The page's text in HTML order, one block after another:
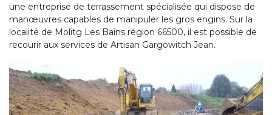
une entreprise de terrassement spécialisée qui dispose de
manœuvres capables de manipuler les gros engins. Sur la
localité de Molitg Les Bains région 66500, il est possible de
recourir aux services de Artisan Gargowitch Jean.